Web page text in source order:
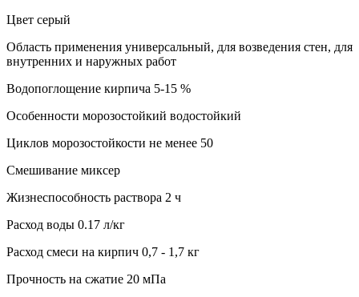
Цвет серый
Область применения универсальный, для возведения стен, для
внутренних и наружных работ
Водопоглощение кирпича 5-15 %
Особенности морозостойкий водостойкий
Циклов морозостойкости не менее 50
Смешивание миксер
Жизнеспособность раствора 2 ч
Расход воды 0.17 л/кг
Расход смеси на кирпич 0,7 - 1,7 кг
Прочность на сжатие 20 мПа